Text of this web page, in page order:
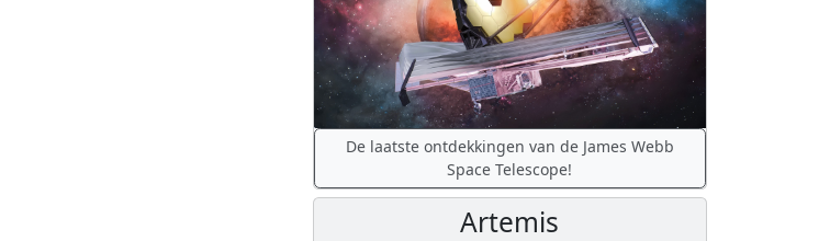
De laatste ontdekkingen van de James Webb
Space Telescope!
Artemis